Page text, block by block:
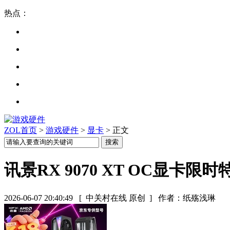
热点：
ZOL首页 > 游戏硬件 > 显卡 > 正文
讯景RX 9070 XT OC显卡限时
2026-06-07 20:40:49 [ 中关村在线 原创 ] 作者：纸殇浅琳